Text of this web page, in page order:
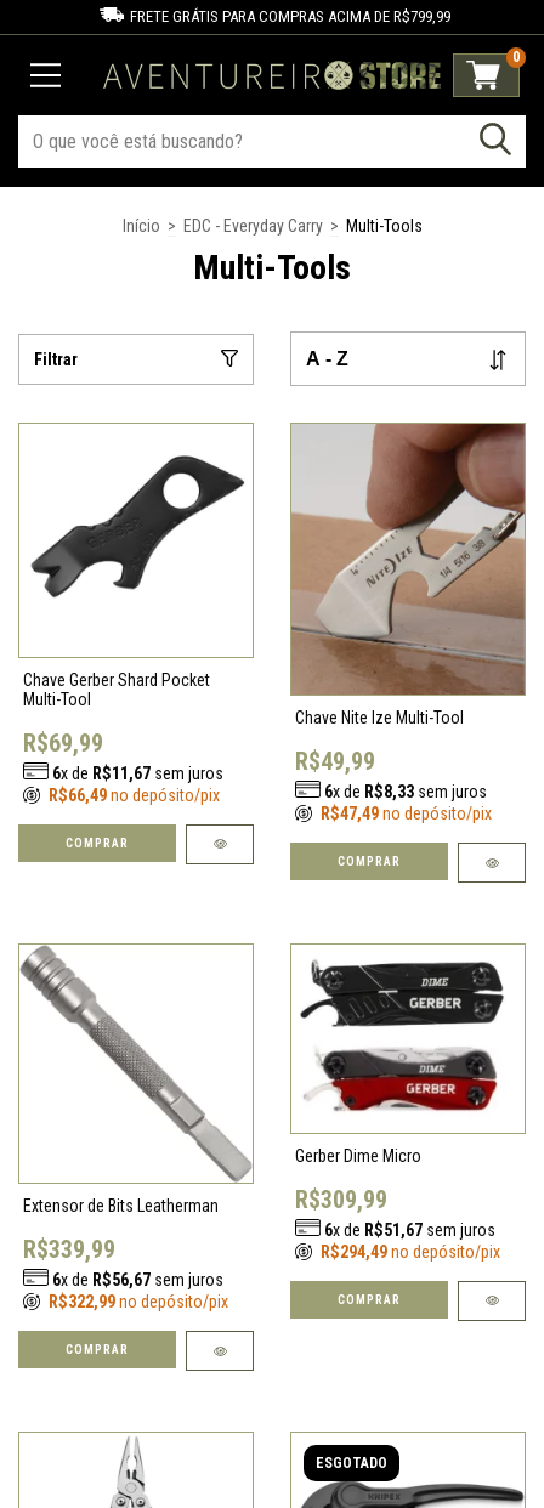
FRETE GRÁTIS PARA COMPRAS ACIMA DE R$799,99
0
Início > EDC - Everyday Carry > Multi-Tools
Multi-Tools
Filtrar
Chave Gerber Shard Pocket
Multi-Tool
R$69,99
6x de R$11,67sem juros
R$66,49no depósito/pix
Chave Nite Ize Multi-Tool
R$49,99
6x de R$8,33sem juros
R$47,49no depósito/pix
COMPRAR
Extensor de Bits Leatherman
R$339,99
6x de R$56,67sem juros
R$322,99no depósito/pix
COMPRAR
Gerber Dime Micro
R$309,99
6x de R$51,67sem juros
R$294,49no depósito/pix
COMPRAR
ESGOTADO